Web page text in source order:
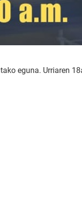
eguna. Urriaren